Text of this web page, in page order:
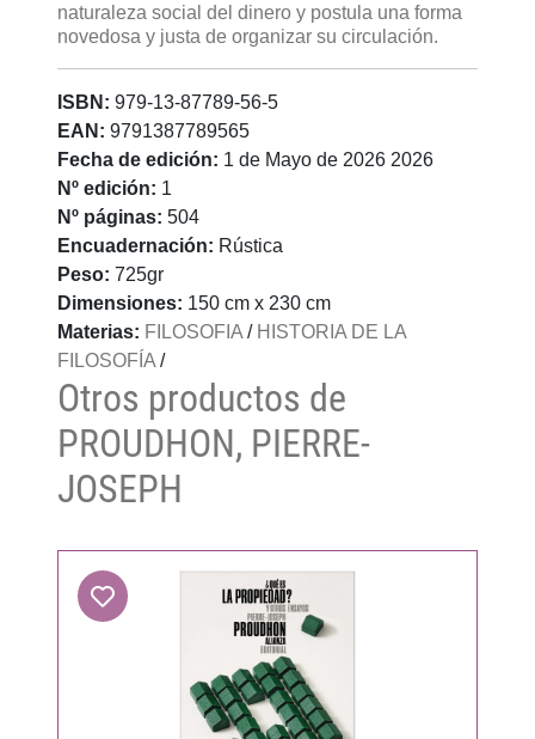
naturaleza social del dinero y postula una forma
novedosa y justa de organizar su circulación.
ISBN: 979-13-87789-56-5
EAN: 9791387789565
Fecha de edición: 1 de Mayo de 2026 2026
Nº edición: 1
Nº páginas: 504
Encuadernación: Rústica
Peso: 725gr
Dimensiones: 150 cm x 230 cm
Materias: FILOSOFIA / HISTORIA DE LA
FILOSOFÍA /
Otros productos de
PROUDHON, PIERRE-
JOSEPH